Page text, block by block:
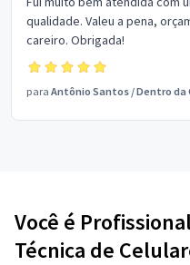
qualidade. Valeu a pena,
careiro. Obrigada!
para Antônio Santos /Dentro da
Você é
Técnica de